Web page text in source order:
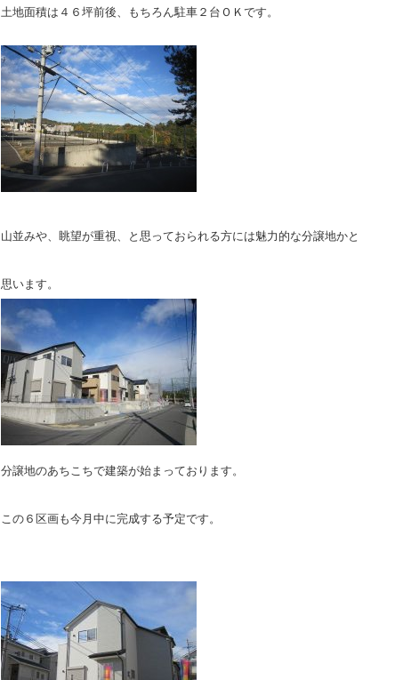
土地面積は４６坪前後、もちろん駐車２台ＯＫです。
山並みや、眺望が重視、と思っておられる方には魅力的な分譲地かと
思います。
分譲地のあちこちで建築が始まっております。
この６区画も今月中に完成する予定です。